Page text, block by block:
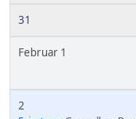
31
Februar 1
2